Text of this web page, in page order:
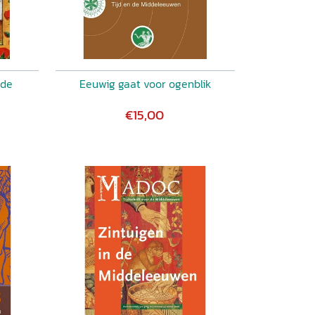
Eeuwig gaat voor ogenblik
€15,00